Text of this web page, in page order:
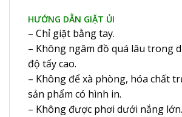
HƯỚNG DẪN GIẶT ỦI
– Chỉ giặt bằng tay.
– Không ngâm đồ quá lâu trong
độ tẩy cao.
– Không để xà phòng, hóa chất
sản phẩm có hình in.
– Không được phơi dưới nắng lớn.